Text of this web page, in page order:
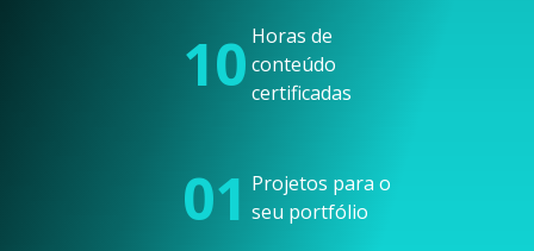
10 Horas de
conteúdo
certificadas
01 Projetos para o
seu portfólio